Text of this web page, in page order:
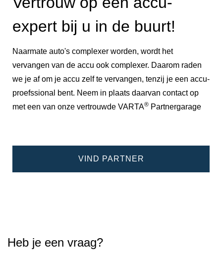
expert bij u in de buurt!
Naarmate auto's complexer worden, wordt het
vervangen van de accu ook complexer. Daarom raden
we je af om je accu zelf te vervangen, tenzij je een accu-
proefssional bent. Neem in plaats daarvan contact op
met een van onze vertrouwde VARTA® Partnergarage
VIND PARTNER
Heb je een vraag?